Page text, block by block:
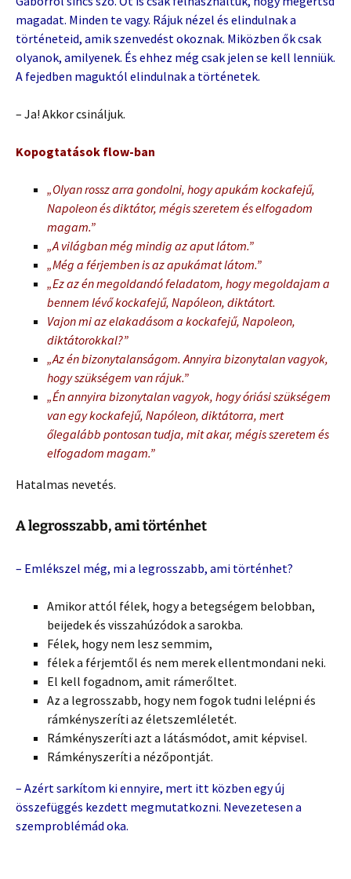
magadat. Minden te vagy. Rájuk nézel és elindulnak a
történeteid, amik szenvedést okoznak. Miközben ők csak
olyanok, amilyenek. És ehhez még csak jelen se kell lenniük.
A fejedben maguktól elindulnak a történetek.
– Ja! Akkor csináljuk.
Kopogtatások flow-ban
„Olyan rossz arra gondolni, hogy apukám kockafejű,
Napoleon és diktátor, mégis szeretem és elfogadom
magam.”
„A világban még mindig az aput látom.”
„Még a férjemben is az apukámat látom.”
„Ez az én megoldandó feladatom, hogy megoldajam a
bennem lévő kockafejű, Napóleon, diktátort.
Vajon mi az elakadásom a kockafejű, Napoleon,
diktátorokkal?”
„Az én bizonytalanságom. Annyira bizonytalan vagyok,
hogy szükségem van rájuk.”
„Én annyira bizonytalan vagyok, hogy óriási szükségem
van egy kockafejű, Napóleon, diktátorra, mert
őlegalább pontosan tudja, mit akar, mégis szeretem és
elfogadom magam.”
Hatalmas nevetés.
A legrosszabb, ami történhet
– Emlékszel még, mi a legrosszabb, ami történhet?
Amikor attól félek, hogy a betegségem belobban,
beijedek és visszahúzódok a sarokba.
Félek, hogy nem lesz semmim,
félek a férjemtől és nem merek ellentmondani neki.
El kell fogadnom, amit rámerőltet.
Az a legrosszabb, hogy nem fogok tudni lelépni és
rámkényszeríti az életszemléletét.
Rámkényszeríti azt a látásmódot, amit képvisel.
Rámkényszeríti a nézőpontját.
– Azért sarkítom ki ennyire, mert itt közben egy új
összefüggés kezdett megmutatkozni. Nevezetesen a
szemproblémád oka.